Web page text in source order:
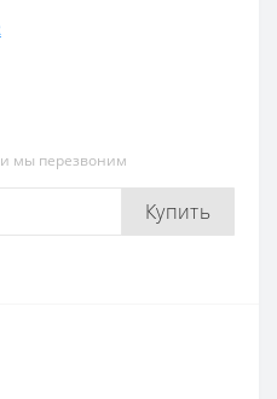
мы перезвоним
Купить